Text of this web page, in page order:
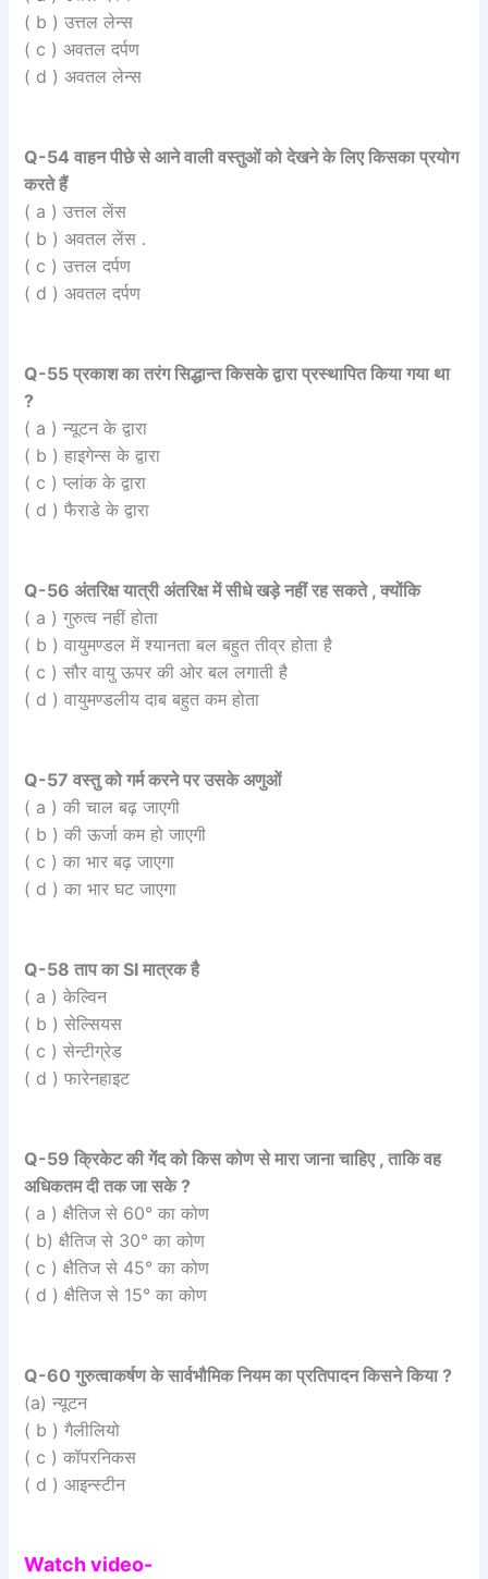
( b ) उत्तल लेन्स
( c ) अवतल दर्पण
( d ) अवतल लेन्स
Q-54 वाहन पीछे से आने वाली वस्तुओं को देखने के लिए किसका प्रयोग
करते हैं
( a ) उत्तल लेंस
( b ) अवतल लेंस .
( c ) उत्तल दर्पण
( d ) अवतल दर्पण
Q-55 प्रकाश का तरंग सिद्धान्त किसके द्वारा प्रस्थापित किया गया था
?
( a ) न्यूटन के द्वारा
( b ) हाइगेन्स के द्वारा
( c ) प्लांक के द्वारा
( d ) फैराडे के द्वारा
Q-56 अंतरिक्ष यात्री अंतरिक्ष में सीधे खड़े नहीं रह सकते , क्योंकि
( a ) गुरुत्व नहीं होता
( b ) वायुमण्डल में श्यानता बल बहुत तीव्र होता है
( c ) सौर वायु ऊपर की ओर बल लगाती है
( d ) वायुमण्डलीय दाब बहुत कम होता
Q-57 वस्तु को गर्म करने पर उसके अणुओं
( a ) की चाल बढ़ जाएगी
( b ) की ऊर्जा कम हो जाएगी
( c ) का भार बढ़ जाएगा
( d ) का भार घट जाएगा
Q-58 ताप का SI मात्रक है
( a ) केल्विन
( b ) सेल्सियस
( c ) सेन्टीग्रेड
( d ) फारेनहाइट
Q-59 क्रिकेट की गेंद को किस कोण से मारा जाना चाहिए , ताकि वह
अधिकतम दी तक जा सके ?
( a ) क्षैतिज से 60° का कोण
( b) क्षैतिज से 30° का कोण
( c ) क्षैतिज से 45° का कोण
( d ) क्षैतिज से 15° का कोण
Q-60 गुरुत्वाकर्षण के सार्वभौमिक नियम का प्रतिपादन किसने किया ?
(a) न्यूटन
( b ) गैलीलियो
( c ) कॉपरनिकस
( d ) आइन्स्टीन
Watch video-